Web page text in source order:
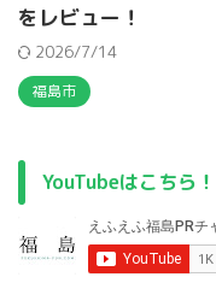
をレビュー！
2026/7/14
福島市
YouTubeはこちら！